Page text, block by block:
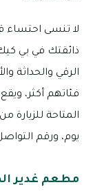
لا تنسى احتساء
ذائقتك في بي
الرقي والحداثة
فئاتهم أكثر،
يوم، ورقم التواصل هو:
مطعم غدير